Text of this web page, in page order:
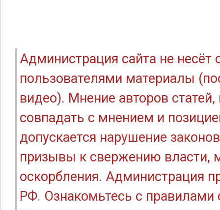
Администрация сайта не
пользователями материалы
видео). Мнение авторов
совпадать с мнением и
допускается нарушение
призывы к свержению власти,
оскорбления. Администрация
РФ. Ознакомьтесь с правилами